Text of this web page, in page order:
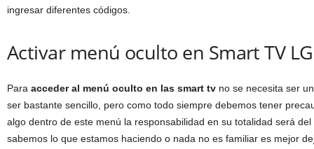
ingresar diferentes códigos.
Activar menú oculto en Smart TV
Para acceder al menú oculto en las smart tv no se necesita ser
ser bastante sencillo, pero como todo siempre debemos tener
algo dentro de este menú la responsabilidad en su totalidad será
sabemos lo que estamos haciendo o nada no es familiar es mejor